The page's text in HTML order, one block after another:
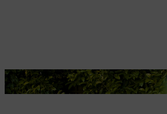
Podzimní listí se až do likvidace uloží do pytle